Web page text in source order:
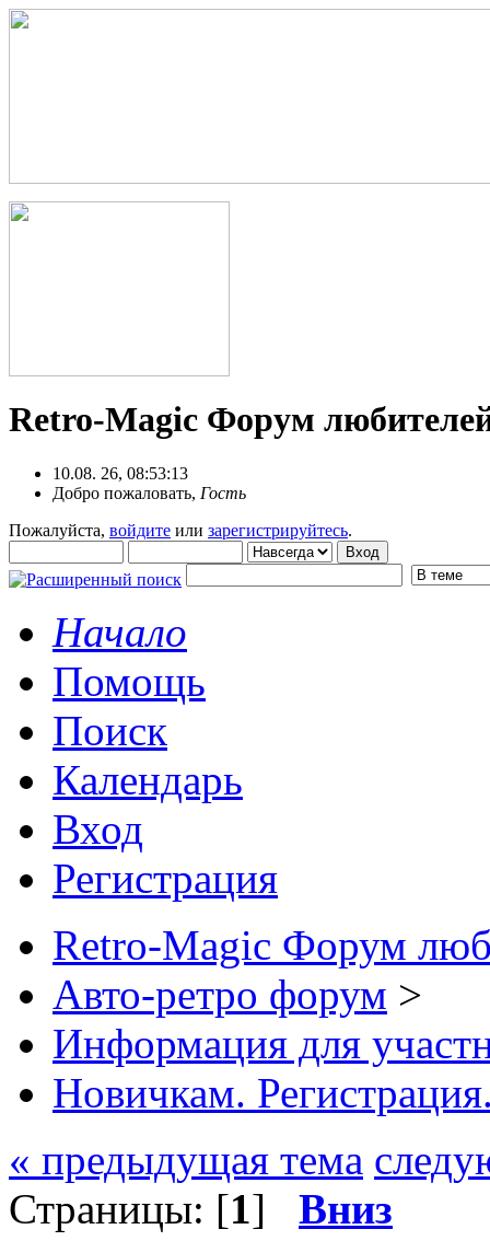
Retro-Magic Форум
10.08. 26, 08:53:13
Добро пожаловать, Гость
Пожалуйста, войдите или зарегистрируйтесь.
Начало
Помощь
Поиск
Календарь
Вход
Регистрация
Retro-Magic Форум
Авто-ретро форум >
Информация для
Новичкам.
« предыдущая тема
Страницы: [1] Вниз